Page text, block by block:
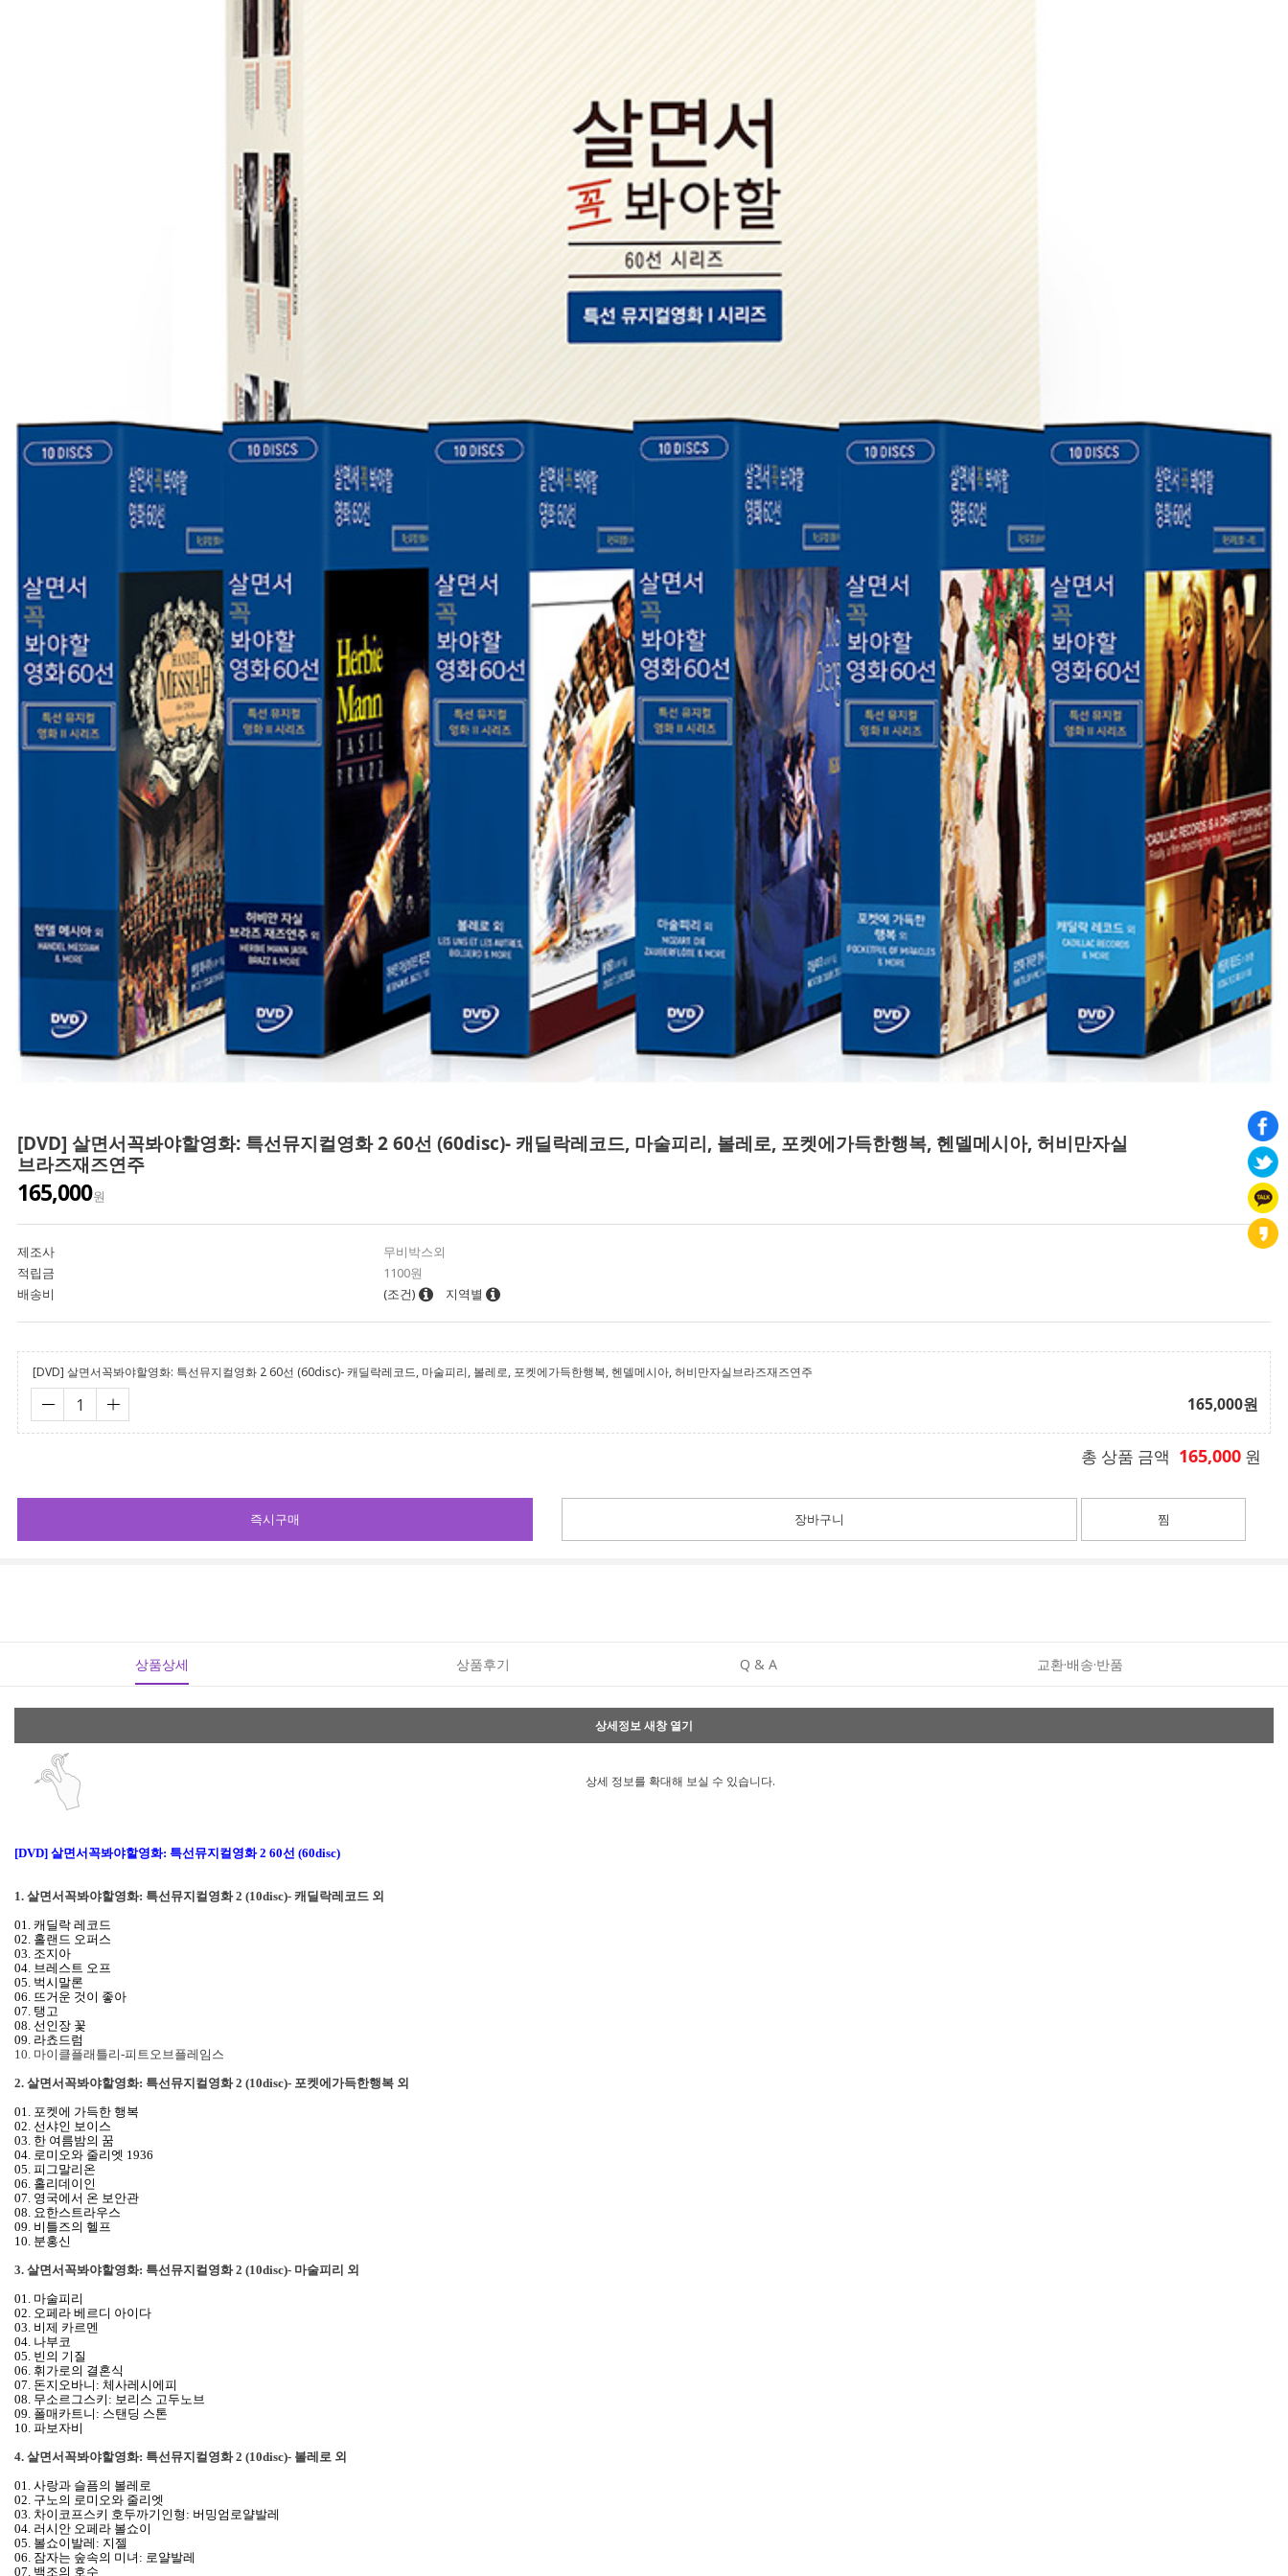
[DVD] 살면서꼭봐야할영화: 특선뮤지컬영화 2 60선 (60disc)- 캐딜락레코드, 마술피리, 볼레로, 포켓에가득한행복, 헨델메시아, 허비만자실
브라즈재즈연주
165,000원
제조사
무비박스외
적립금
1100원
배송비
(조건) 지역별
[DVD] 살면서꼭봐야할영화: 특선뮤지컬영화 2 60선 (60disc)- 캐딜락레코드, 마술피리, 볼레로, 포켓에가득한행복, 헨델메시아, 허비만자실브라즈재즈연주
165,000원
총 상품 금액 165,000 원
장바구니
즉시구매 찜
상품상세 상품후기 Q & A 교환·배송·반품
상세정보 새창 열기
상세 정보를 확대해 보실 수 있습니다.
[DVD] 살면서꼭봐야할영화: 특선뮤지컬영화 2 60선 (60disc)
1. 살면서꼭봐야할영화: 특선뮤지컬영화 2 (10disc)- 캐딜락레코드 외
01. 캐딜락 레코드
02. 홀랜드 오퍼스
03. 조지아
04. 브레스트 오프
05. 벅시말론
06. 뜨거운 것이 좋아
07. 탱고
08. 선인장 꽃
09. 라쵸드럼
10. 마이클플래틀리-피트오브플레임스
2. 살면서꼭봐야할영화: 특선뮤지컬영화 2 (10disc)- 포켓에가득한행복 외
01. 포켓에 가득한 행복
02. 선샤인 보이스
03. 한 여름밤의 꿈
04. 로미오와 줄리엣 1936
05. 피그말리온
06. 홀리데이인
07. 영국에서 온 보안관
08. 요한스트라우스
09. 비틀즈의 헬프
10. 분홍신
3. 살면서꼭봐야할영화: 특선뮤지컬영화 2 (10disc)- 마술피리 외
01. 마술피리
02. 오페라 베르디 아이다
03. 비제 카르멘
04. 나부코
05. 빈의 기질
06. 휘가로의 결혼식
07. 돈지오바니: 체사레시에피
08. 무소르그스키: 보리스 고두노브
09. 폴매카트니: 스탠딩 스톤
10. 파보자비
4. 살면서꼭봐야할영화: 특선뮤지컬영화 2 (10disc)- 볼레로 외
01. 사랑과 슬픔의 볼레로
02. 구노의 로미오와 줄리엣
03. 차이코프스키 호두까기인형: 버밍엄로얄발레
04. 러시안 오페라 볼쇼이
05. 볼쇼이발레: 지젤
06. 잠자는 숲속의 미녀: 로얄발레
07. 백조의 호수